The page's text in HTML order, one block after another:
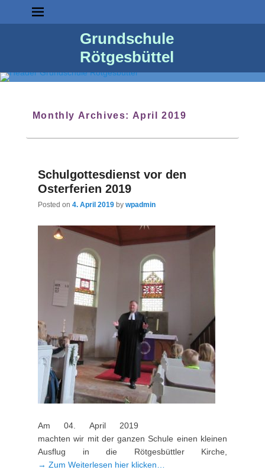
Grundschule
Rötgesbüttel
Monthly Archives: April 2019
Schulgottesdienst vor den
Osterferien 2019
Posted on 4. April 2019 by wpadmin
Am 04. April 2019
machten wir mit der ganzen Schule einen kleinen
Ausflug in die Rötgesbüttler Kirche,
→ Zum Weiterlesen hier klicken…